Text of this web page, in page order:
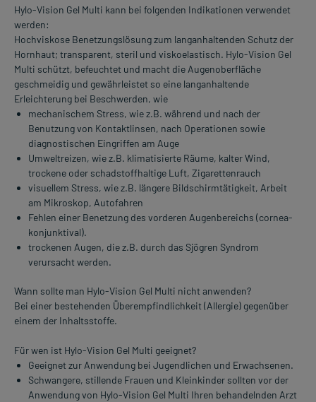
Hylo-Vision Gel Multi kann bei folgenden Indikationen verwendet
werden:
Hochviskose Benetzungslösung zum langanhaltenden Schutz der
Hornhaut; transparent, steril und viskoelastisch. Hylo-Vision Gel
Multi schützt, befeuchtet und macht die Augenoberfläche
geschmeidig und gewährleistet so eine langanhaltende
Erleichterung bei Beschwerden, wie
mechanischem Stress, wie z.B. während und nach der
Benutzung von Kontaktlinsen, nach Operationen sowie
diagnostischen Eingriffen am Auge
Umweltreizen, wie z.B. klimatisierte Räume, kalter Wind,
trockene oder schadstoffhaltige Luft, Zigarettenrauch
visuellem Stress, wie z.B. längere Bildschirmtätigkeit, Arbeit
am Mikroskop, Autofahren
Fehlen einer Benetzung des vorderen Augenbereichs (cornea-
konjunktival).
trockenen Augen, die z.B. durch das Sjögren Syndrom
verursacht werden.
Wann sollte man Hylo-Vision Gel Multi nicht anwenden?
Bei einer bestehenden Überempfindlichkeit (Allergie) gegenüber
einem der Inhaltsstoffe.
Für wen ist Hylo-Vision Gel Multi geeignet?
Geeignet zur Anwendung bei Jugendlichen und Erwachsenen.
Schwangere, stillende Frauen und Kleinkinder sollten vor der
Anwendung von Hylo-Vision Gel Multi Ihren behandelnden Arzt